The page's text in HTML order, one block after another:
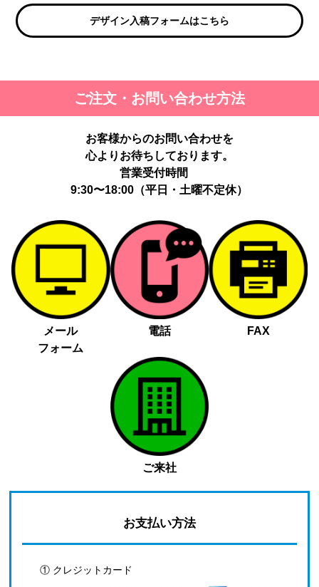
デザイン入稿フォームはこちら
ご注文・お問い合わせ方法
お客様からのお問い合わせを
心よりお待ちしております。
営業受付時間
9:30〜18:00（平日・土曜不定休）
メール
フォーム
電話 FAX
ご来社
お支払い方法
① クレジットカード